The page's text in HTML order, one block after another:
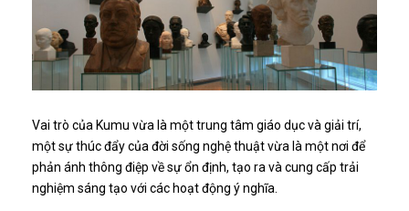
Vai trò của Kumu vừa là một trung tâm giáo dục và giải trí,
một sự thúc đẩy của đời sống nghệ thuật vừa là một nơi để
phản ánh thông điệp về sự ổn định, tạo ra và cung cấp trải
nghiệm sáng tạo với các hoạt động ý nghĩa.